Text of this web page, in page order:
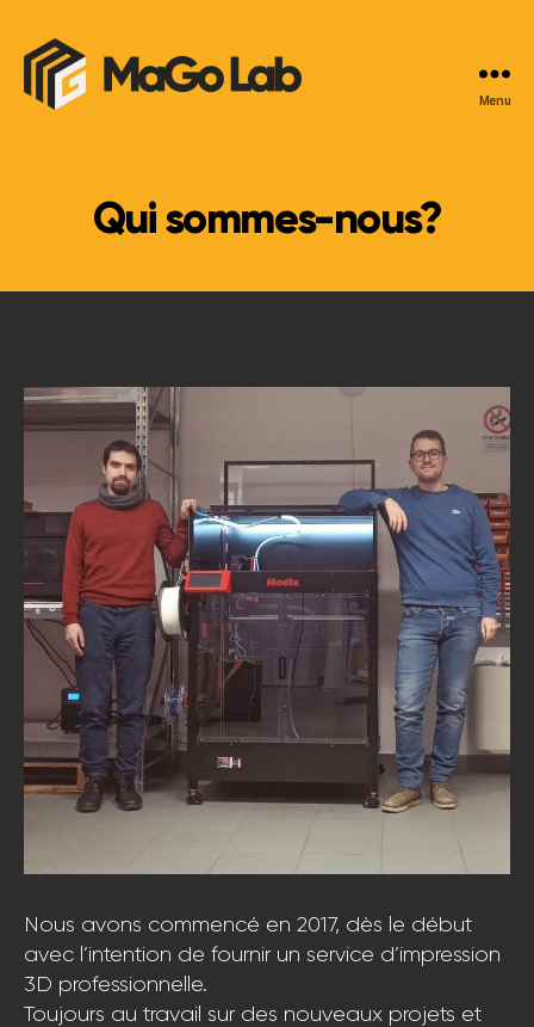
Menu
Qui sommes-nous?
Nous avons commencé en 2017, dès le début
avec l’intention de fournir un service d’impression
3D professionnelle.
Toujours au travail sur des nouveaux projets et